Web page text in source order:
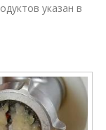
указан в